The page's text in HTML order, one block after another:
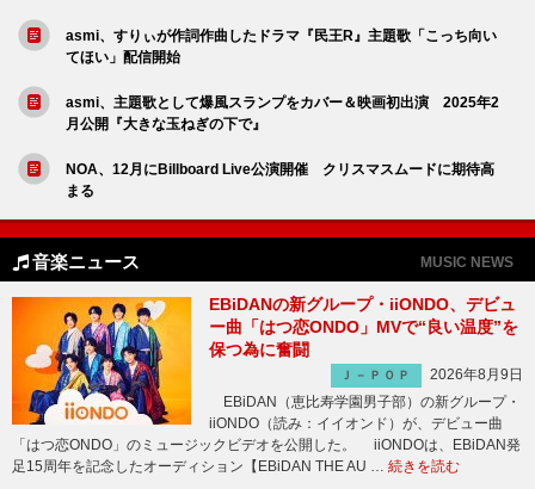
asmi、すりぃが作詞作曲したドラマ『民王R』主題歌「こっち向い
てほい」配信開始
asmi、主題歌として爆風スランプをカバー＆映画初出演 2025年2
月公開『大きな玉ねぎの下で』
NOA、12月にBillboard Live公演開催 クリスマスムードに期待高
まる
音楽ニュース MUSIC NEWS
EBiDANの新グループ・iiONDO、デビュ
ー曲「はつ恋ONDO」MVで“良い温度”を
保つ為に奮闘
Ｊ－ＰＯＰ
2026年8月9日
EBiDAN（恵比寿学園男子部）の新グループ・
iiONDO（読み：イイオンド）が、デビュー曲
「はつ恋ONDO」のミュージックビデオを公開した。 iiONDOは、EBiDAN発
足15周年を記念したオーディション【EBiDAN THE AU … 続きを読む